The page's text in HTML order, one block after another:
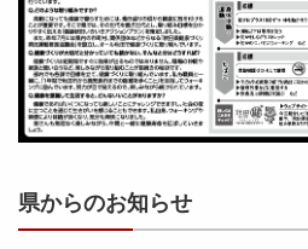
県からのお知らせ